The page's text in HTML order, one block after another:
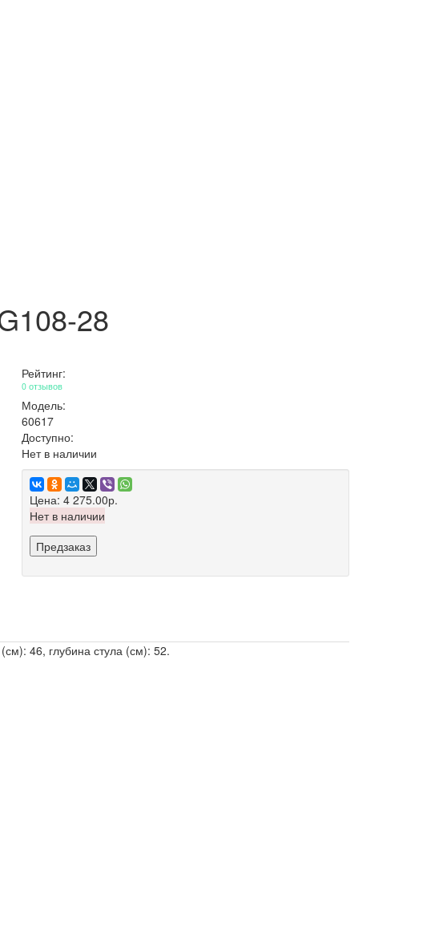
28
Рейтинг:
0 отзывов
Модель:
60617
Доступно:
Нет в наличии
Цена: 4 275.00р.
Нет в наличии
Предзаказ
46, глубина стула (см): 52.